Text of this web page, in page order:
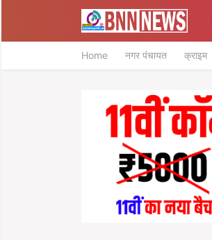
Home नगर पंचायत क्राइम